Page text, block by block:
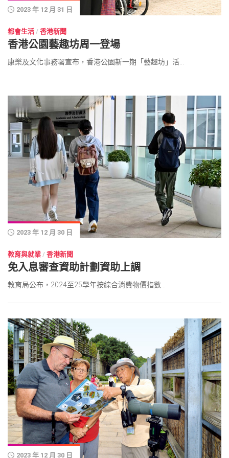
2023 年 12 月 31 日
都會生活 / 香港新聞
香港公園藝趣坊周一登場
康樂及文化事務署宣布，香港公園新一期「藝趣坊」活...
2023 年 12 月 30 日
教育與就業 / 香港新聞
免入息審查資助計劃資助上調
教育局公布，2024至25學年按綜合消費物價指數...
2023 年 12 月 30 日